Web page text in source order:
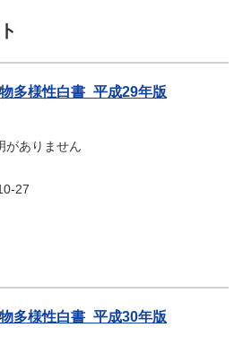
多様性白書_平成29年版
がありません
27
多様性白書_平成30年版